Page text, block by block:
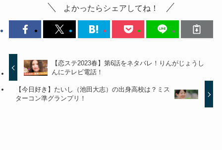
よかったらシェアしてね！
【恋ステ2023春】第6話をネタバレ！りんがじょうし
んにテレビ電話！
【今日好き】たいし（池田大志）の出身高校は？ミス
ターコン準グランプリ！